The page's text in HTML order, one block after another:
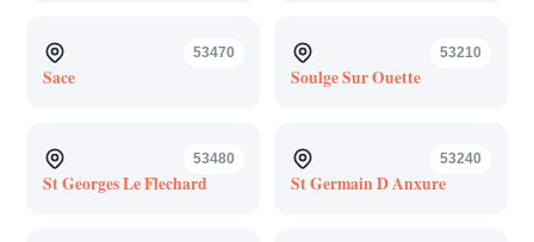
53470
Sace
53210
Soulge Sur Ouette
53480
St Georges Le Flechard
53240
St Germain D Anxure